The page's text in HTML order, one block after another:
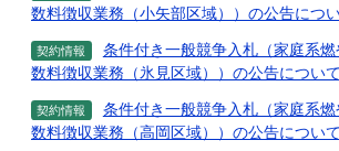
数料徴収業務（小矢部区域））の公告につ
契約情報
条件付き一般競争入札（家庭系
数料徴収業務（氷見区域））の公告について
契約情報
条件付き一般競争入札（家庭系
数料徴収業務（高岡区域））の公告について